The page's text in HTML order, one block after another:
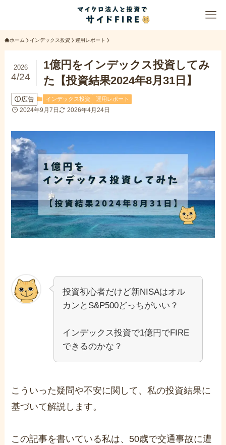
ホーム インデックス投資 運用レポート
1億円をインデックス投資してみ
た【投資結果2024年8月31日】
2026
4/24
広告 インデックス投資 運用レポート
2024年9月7日 2026年4月24日
投資初心者だけど新NISAはオル
カンとS&P500どっちがいい？
インデックス投資で1億円でFIRE
できるのかな？
こういった疑問や不安に関して、私の投資結果に
基づいて解説します。
この記事を書いている私は、50歳で交通事故に遭